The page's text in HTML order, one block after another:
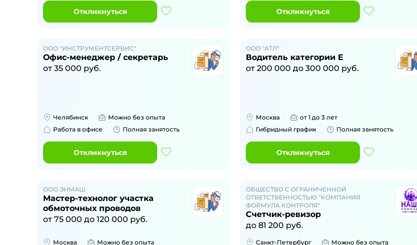
Откликнуться Откликнуться
ООО "ИНСТРУМЕНТСЕРВИС"
Офис-менеджер / секретарь
от 35 000 руб.
Челябинск
Можно без опыта
Работа в офисе
Полная занятость
Откликнуться
ООО "АТЛ"
Водитель категории Е
от200 000 до300 000 руб.
Москва
от 1 до 3 лет
Гибридный график
Полная занятость
Откликнуться
ООО ЭНМАШ
Мастер-технолог участка
обмоточных проводов
от 75 000 до 120 000 руб.
Москва
Можно без опыта
ОБЩЕСТВО С ОГРАНИЧЕННОЙ
ОТВЕТСТВЕННОСТЬЮ "КОМПАНИЯ
ФОРМУЛА КОНТРОЛЯ"
Счетчик-ревизор
до81 200 руб.
Санкт-Петербург
Можно без опыта